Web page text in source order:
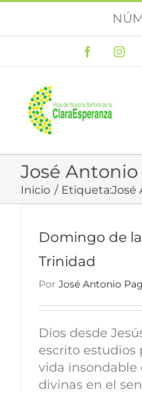
Facebook
José Antonio
Inicio Etiqueta:José
Domingo de
Trinidad
Por José Antonio
Dios desde
escrito estudios
vida insondable
divinas en el